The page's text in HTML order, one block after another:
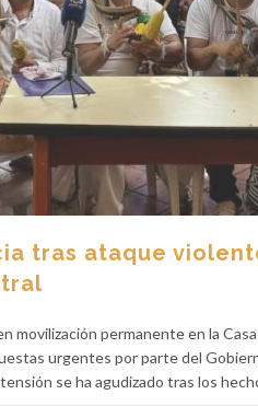
tras ataque
movilización permanente en la
urgentes por parte del
se ha agudizado tras los